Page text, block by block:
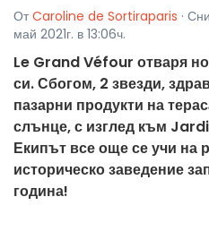
От Caroline de Sortiraparis ·
май 2021г. в 13:06ч.
Le Grand Véfour отваря
си. Сбогом, 2 звезди,
пазарни продукти на
слънце, с изглед към
Екипът все още се учи на
историческо заведение
година!